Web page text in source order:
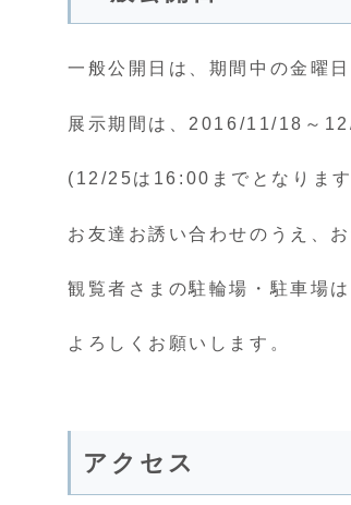
一般公開日は、期間中の金曜
展示期間は、2016/11/18～
(12/25は16:00までとなりま
お友達お誘い合わせのうえ、
観覧者さまの駐輪場・駐車場
よろしくお願いします。
アクセス